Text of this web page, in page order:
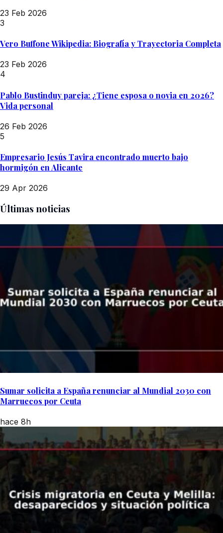
23 Feb 2026
3
Vero Buffone Wikipedia: Biografía y Trayectoria Completa
23 Feb 2026
4
Pablo Bustinduy pareja: ¿Tiene esposa o novia en 2026?
Vida personal
26 Feb 2026
5
Empresario Jesús Tavira encontrado muerto bajo
hormigón en Alicante
29 Apr 2026
Últimas noticias
Sumar solicita a España renunciar al Mundial 2030 con
Marruecos por Ceuta
hace 8h